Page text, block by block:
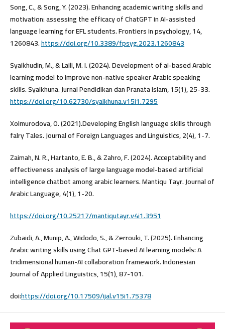
Song, C., & Song, Y. (2023). Enhancing academic writing skills and
motivation: assessing the efficacy of ChatGPT in AI-assisted
language learning for EFL students. Frontiers in psychology, 14,
https://doi.org/10.3389/fpsyg.2023.1260843
Syaikhudin, M., & Laili, M. I. (2024). Development of ai-based Arabic
learning model to improve non-native speaker Arabic speaking
https://doi.org/10.62730/syaikhuna.v15i1.7295
Xolmurodova, O. (2021).Developing English language skills through
falry Tales. Journal of Foreign Languages and Linguistics, 2(4), 1-7.
Zaimah, N. R., Hartanto, E. B., & Zahro, F. (2024). Acceptability and
effectiveness analysis of large language model-based artificial
intelligence chatbot among arabic learners. Mantiqu Tayr. Journal of
https://doi.org/10.25217/mantiqutayr.v4i1.3951
Zubaidi, A., Munip, A., Widodo, S., & Zerrouki, T. (2025). Enhancing
Arabic writing skills using Chat GPT-based AI learning models: A
tridimensional human-AI collaboration framework. Indonesian
Journal of Applied Linguistics, 15(1), 87-101.
doi:https://doi.org/10.17509/ijal.v15i1.75378